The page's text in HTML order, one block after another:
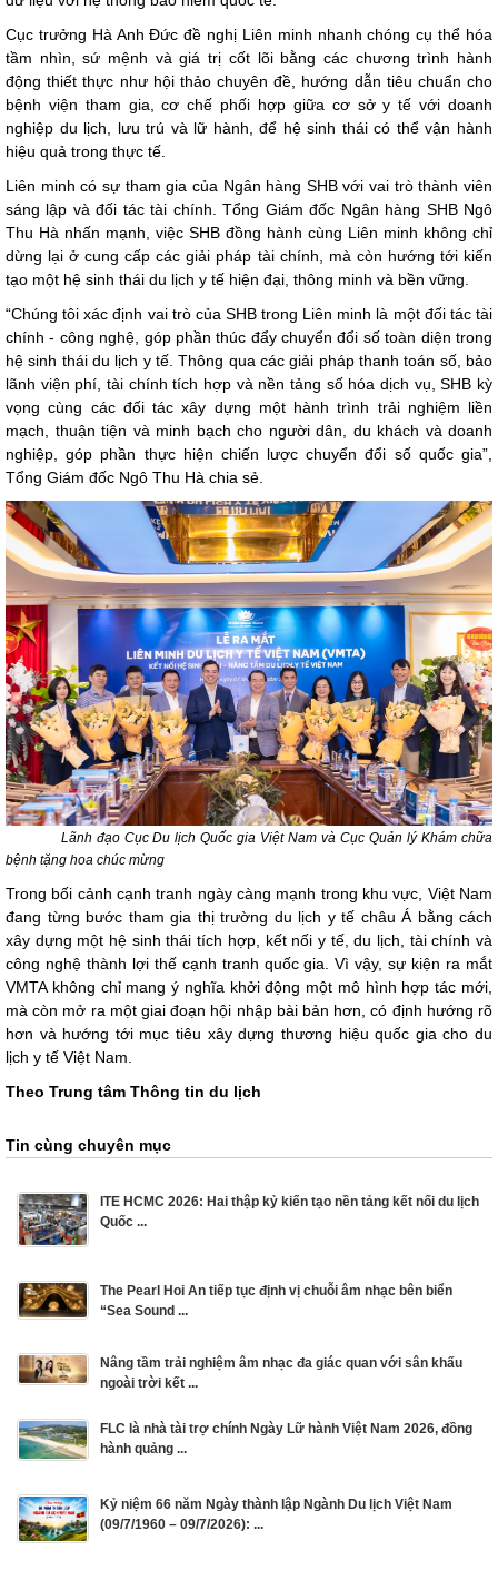
Cục trưởng Hà Anh Đức đề nghị Liên minh nhanh chóng cụ thể hóa
tầm nhìn, sứ mệnh và giá trị cốt lõi bằng các chương trình hành
động thiết thực như hội thảo chuyên đề, hướng dẫn tiêu chuẩn cho
bệnh viện tham gia, cơ chế phối hợp giữa cơ sở y tế với doanh
nghiệp du lịch, lưu trú và lữ hành, để hệ sinh thái có thể vận hành
hiệu quả trong thực tế.
Liên minh có sự tham gia của Ngân hàng SHB với vai trò thành viên
sáng lập và đối tác tài chính. Tổng Giám đốc Ngân hàng SHB Ngô
Thu Hà nhấn mạnh, việc SHB đồng hành cùng Liên minh không chỉ
dừng lại ở cung cấp các giải pháp tài chính, mà còn hướng tới kiến
tạo một hệ sinh thái du lịch y tế hiện đại, thông minh và bền vững.
“Chúng tôi xác định vai trò của SHB trong Liên minh là một đối tác tài
chính - công nghệ, góp phần thúc đẩy chuyển đổi số toàn diện trong
hệ sinh thái du lịch y tế. Thông qua các giải pháp thanh toán số, bảo
lãnh viện phí, tài chính tích hợp và nền tảng số hóa dịch vụ, SHB kỳ
vọng cùng các đối tác xây dựng một hành trình trải nghiệm liền
mạch, thuận tiện và minh bạch cho người dân, du khách và doanh
nghiệp, góp phần thực hiện chiến lược chuyển đổi số quốc gia”,
Tổng Giám đốc Ngô Thu Hà chia sẻ.
Lãnh đạo Cục Du lịch Quốc gia Việt Nam và Cục Quản lý Khám chữa
bệnh tặng hoa chúc mừng
Trong bối cảnh cạnh tranh ngày càng mạnh trong khu vực, Việt Nam
đang từng bước tham gia thị trường du lịch y tế châu Á bằng cách
xây dựng một hệ sinh thái tích hợp, kết nối y tế, du lịch, tài chính và
công nghệ thành lợi thế cạnh tranh quốc gia.
Vì vậy, sự kiện ra mắt
VMTA không chỉ mang ý nghĩa khởi động một mô hình hợp tác mới,
mà còn mở ra một giai đoạn hội nhập bài bản hơn, có định hướng rõ
hơn và hướng tới mục tiêu xây dựng thương hiệu quốc gia cho du
lịch y tế Việt Nam.
Theo Trung tâm Thông tin du lịch
Tin cùng chuyên mục
ITE HCMC 2026: Hai thập kỷ kiến tạo nền tảng kết nối du lịch
Quốc ...
The Pearl Hoi An tiếp tục định vị chuỗi âm nhạc bên biển
“Sea Sound ...
Nâng tầm trải nghiệm âm nhạc đa giác quan với sân khấu
ngoài trời kết ...
FLC là nhà tài trợ chính Ngày Lữ hành Việt Nam 2026, đồng
hành quảng ...
Kỷ niệm 66 năm Ngày thành lập Ngành Du lịch Việt Nam
(09/7/1960 – 09/7/2026): ...